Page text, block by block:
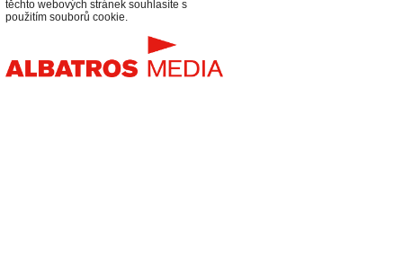
těchto webových stránek souhlasíte s
použitím souborů cookie.